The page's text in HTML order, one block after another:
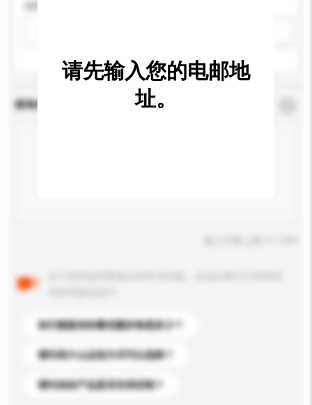
查询内容
你们能提供的最优惠价格是多少？
请问有什么运送方式可以选择？
请问你的产品是否支持定制？
请先输入您的电邮地
址。